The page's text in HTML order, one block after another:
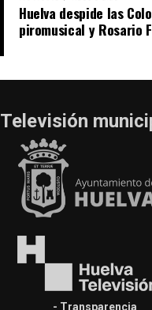
Huelva despide las
piromusical y Rosario
Televisión
- Transparencia